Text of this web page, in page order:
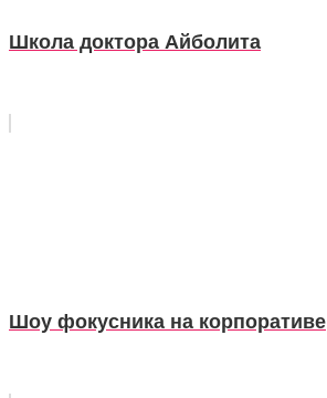
Школа доктора Айболита
Шоу фокусника на корпоративе